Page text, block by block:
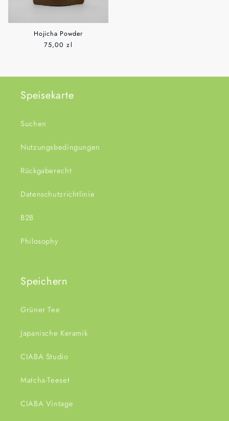
Hojicha Powder
Normaler
75,00 zl
Speisekarte
Suchen
Nutzungsbedingungen
Rückgaberecht
Datenschutzrichtlinie
B2B
Philosophy
Speichern
Grüner Tee
Japanische Keramik
CIABA Studio
Matcha-Teeset
CIABA Vintage